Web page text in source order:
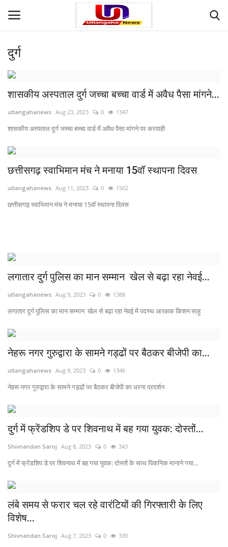
Home
Contact
मनोरंजन
टेक न्यूज
लाइफस्टाइल
संस्कृति मंच
दुर्ग
शासकीय अस्पताल दुर्ग जच्चा बच्चा वार्ड में अवैध पैसा मांगने...
utlangahanews Aug 23, 2023 0 1347
शासकीय अस्पताल दुर्ग जच्चा बच्चा वार्ड में अवैध पैसा मांगने पर करवाही
छत्तीसगढ़ स्वाभिमान मंच ने मनाया 15वॉ स्थापना दिवस
utlangahanews Aug 11, 2023 0 1502
छत्तीसगढ़ स्वाभिमान मंच ने मनाया 15वॉ स्थापना दिवस
लगातार दुर्ग पुलिस का मान सम्मान खेल से बढ़ा रहा नेवई...
utlangahanews Aug 9, 2023 0 1388
लगातार दुर्ग पुलिस का मान सम्मान खेल से बढ़ा रहा नेवई में पदस्थ आरक्षक किशन साहू
नेहरू नगर गुरुद्वारा के सामने गड्ढों पर बैठकर बीजेपी का...
utlangahanews Aug 9, 2023 0 1346
नेहरू नगर गुरुद्वारा के सामने गड्ढों पर बैठकर बीजेपी का धरना प्रदर्शन
दुर्ग में फ्रेंडशिप डे पर शिवनाथ में बह गया युवक: दोस्तों...
Shivnandan Saroj Aug 8, 2023 0 343
दुर्ग में फ्रेंडशिप डे पर शिवनाथ में बह गया युवक: दोस्तों के साथ पिकनिक मानाने गया...
लंबे समय से फरार चल रहे वारंटियों की गिरफ्तारी के लिए
विशेष...
Shivnandan Saroj Aug 7, 2023 0 339